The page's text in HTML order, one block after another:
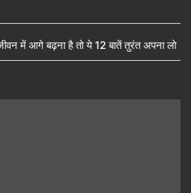
में आगे बढ़ना है तो ये 12 बातें तुरंत अपना लो